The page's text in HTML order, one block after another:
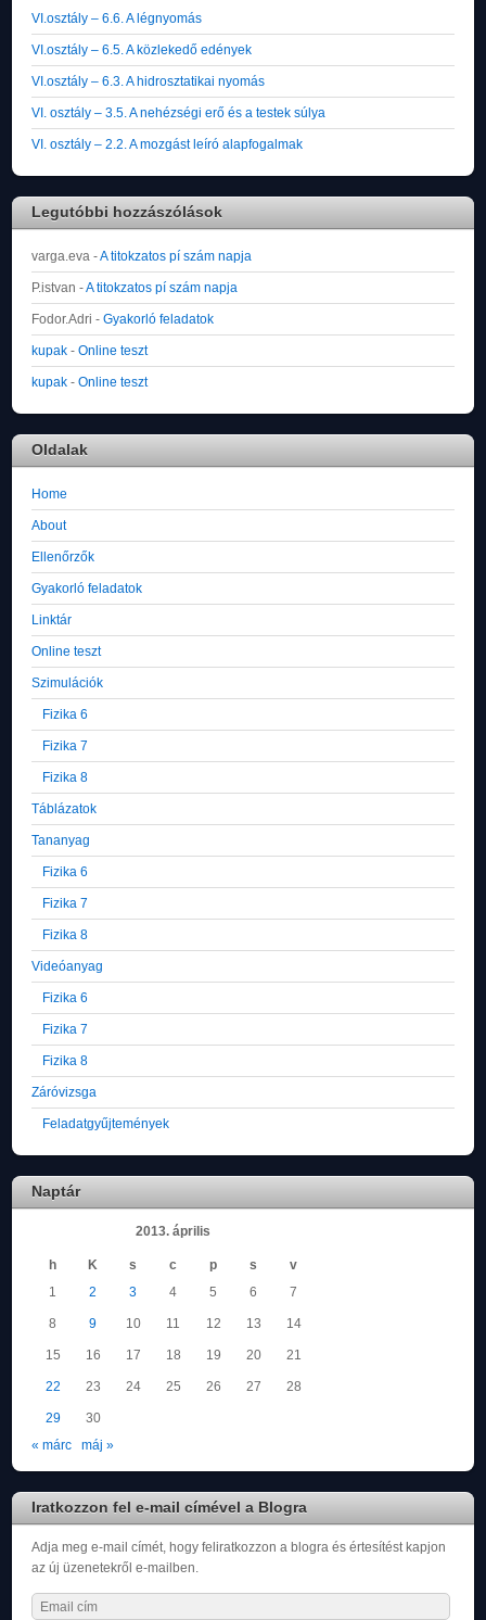
VI.osztály – 6.6. A légnyomás
VI.osztály – 6.5. A közlekedő edények
VI.osztály – 6.3. A hidrosztatikai nyomás
VI. osztály – 3.5. A nehézségi erő és a testek súlya
VI. osztály – 2.2. A mozgást leíró alapfogalmak
Legutóbbi hozzászólások
varga.eva -A titokzatos pí szám napja
P.istvan -A titokzatos pí szám napja
Fodor.Adri -Gyakorló feladatok
kupak -Online teszt
kupak -Online teszt
Oldalak
Home
About
Ellenőrzők
Gyakorló feladatok
Linktár
Online teszt
Szimulációk
Fizika 6
Fizika 7
Fizika 8
Táblázatok
Tananyag
Fizika 6
Fizika 7
Fizika 8
Videóanyag
Fizika 6
Fizika 7
Fizika 8
Záróvizsga
Feladatgyűjtemények
Naptár
2013. április
h K s c p s
v
1
2 3 4 5 6 7
8 9 10 11 12 13 14
15 16 17 18 19 20 21
22 23 24 25 26 27 28
29
30
« márc
máj »
Iratkozzon fel e-mail címével a Blogra
Adja meg e-mail címét, hogy feliratkozzon a blogra és értesítést kapjon
az új üzenetekről e-mailben.
Email